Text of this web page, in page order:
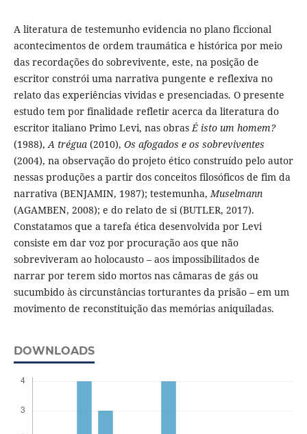
A literatura de testemunho evidencia no plano ficcional
acontecimentos de ordem traumática e histórica por meio
das recordações do sobrevivente, este, na posição de
escritor constrói uma narrativa pungente e reflexiva no
relato das experiências vividas e presenciadas. O presente
estudo tem por finalidade refletir acerca da literatura do
escritor italiano Primo Levi, nas obrasÉ isto um homem?
(1988),A trégua(2010), Os afogados e os sobreviventes
(2004), na observação do projeto ético construído pelo autor
nessas produções a partir dos conceitos filosóficos de fim da
narrativa (BENJAMIN, 1987); testemunha,Muselmann
(AGAMBEN, 2008); e do relato de si (BUTLER, 2017).
Constatamos que a tarefa ética desenvolvida por Levi
consiste em dar voz por procuração aos que não
sobreviveram ao holocausto – aos impossibilitados de
narrar por terem sido mortos nas câmaras de gás ou
sucumbido às circunstâncias torturantes da prisão – em um
movimento de reconstituição das memórias aniquiladas.
DOWNLOADS